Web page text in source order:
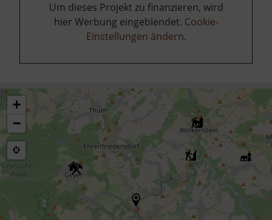
Um dieses Projekt zu finanzieren, wird
hier Werbung eingeblendet. Cookie-
Einstellungen ändern.
+
−